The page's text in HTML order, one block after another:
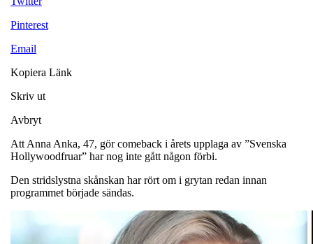
Pinterest
Email
Kopiera Länk
Skriv ut
Avbryt
Att Anna Anka, 47, gör comeback i årets upplaga av ”Svenska
Hollywoodfruar” har nog inte gått någon förbi.
Den stridslystna skånskan har rört om i grytan redan innan
programmet började sändas.